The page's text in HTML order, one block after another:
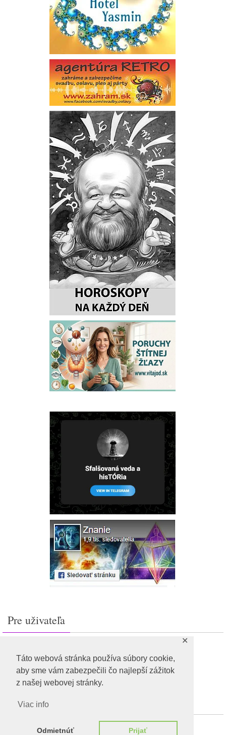
Táto webová stránka používa súbory cookie,
aby sme vám zabezpečili čo najlepší zážitok
z našej webovej stránky.
Viac info
Odmietnúť Prijať
✕
Pre uživateľa
Feed záznamov
RSS feed komentárov
WordPress.org